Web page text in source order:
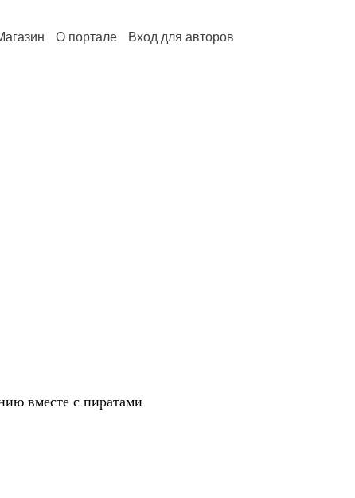
О портале Вход для авторов
вместе с пиратами